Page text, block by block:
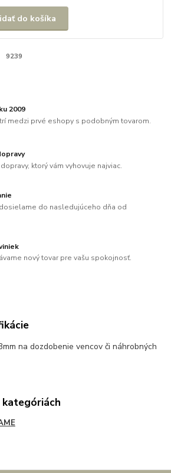
do košíka
9239
2009
medzi prvé eshopy s podobným tovarom.
ktorý vám vyhovuje najviac.
do nasledujúceho dňa od
nový tovar pre vašu spokojnosť.
na dozdobenie vencov či náhrobných